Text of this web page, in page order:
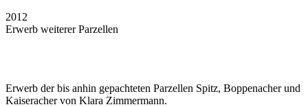
2012
Erwerb weiterer Parzellen
Erwerb der bis anhin gepachteten Parzellen Spitz, Boppenacher und
Kaiseracher von Klara Zimmermann.